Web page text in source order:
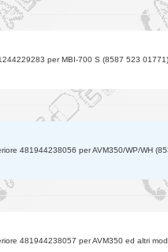
per MBI-700 S (8587 523 01771)
481944238056 per AVM350/WP/WH
481944238057 per AVM350 ed altri